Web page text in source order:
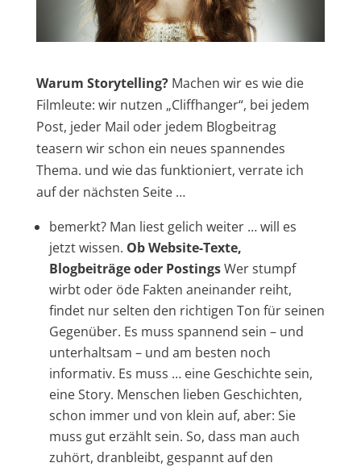
Warum Storytelling?Machen wir es wie die
Filmleute: wir nutzen „Cliffhanger“, bei jedem
Post, jeder Mail oder jedem Blogbeitrag
teasern wir schon ein neues spannendes
Thema. und wie das funktioniert, verrate ich
auf der nächsten Seite …
bemerkt? Man liest gelich weiter … will es
jetzt wissen. Ob Website-Texte,
Blogbeiträge oder PostingsWer stumpf
wirbt oder öde Fakten aneinander reiht,
findet nur selten den richtigen Ton für seinen
Gegenüber. Es muss spannend sein – und
unterhaltsam – und am besten noch
informativ. Es muss … eine Geschichte sein,
eine Story. Menschen lieben Geschichten,
schon immer und von klein auf, aber: Sie
muss gut erzählt sein. So, dass man auch
zuhört, dranbleibt, gespannt auf den